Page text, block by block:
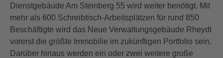
Dienstgebäude Am Steinberg 55 wird weiter benötigt. Mit
mehr als 600 Schreibtisch-Arbeitsplätzen für rund 850
Beschäftigte wird das Neue Verwaltungsgebäude Rheydt
vorerst die größte Immobilie im zukünftigen Portfolio sein.
Darüber hinaus werden ein oder zwei weitere große